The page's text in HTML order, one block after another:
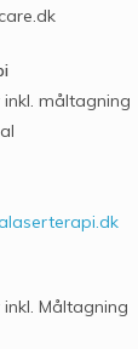
måltagning
Måltagning